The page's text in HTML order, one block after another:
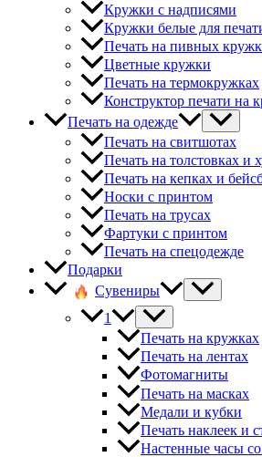
Кружки с надписями
Кружки белые для
Печать на пивных
Цветные кружки
Печать на термокружках
Конструктор печати на
Печать на одежде
Печать на свитшотах
Печать на толстовках и
Печать на кепках и
Носки с принтом
Печать на трусах
Фартуки с принтом
Печать на спецодежде
Подарки
Сувениры
1
Печать на кружках
Печать на лентах
Фотомагниты
Печать на масках
Медали и кубки
Печать наклеек и
Настенные часы